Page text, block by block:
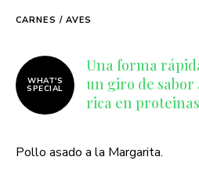
CARNES / AVES
WHAT'S
SPECIAL
Una forma
un giro de sabor
rica en
Pollo asado a la Margarita.